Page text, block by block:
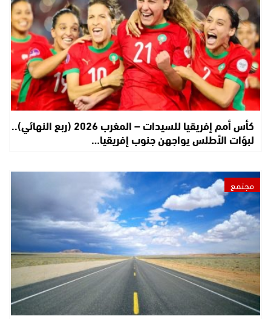
كأس أمم إفريقيا للسيدات – المغرب 2026 (ربع النهائي)..
لبؤات الأطلس يواجهن جنوب إفريقيا…
مجتمع